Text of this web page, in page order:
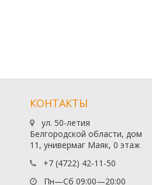
КОНТАКТЫ
ул. 50-летия
Белгородской области, дом
11, универмаг Маяк, 0 этаж
+7 (4722) 42-11-50
Пн—Сб 09:00—20:00